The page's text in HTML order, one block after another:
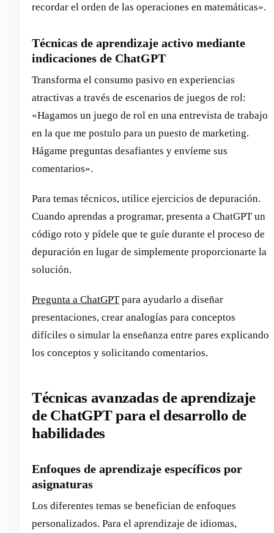
recordar el orden de las operaciones en matemáticas».
Técnicas de aprendizaje activo mediante
indicaciones de ChatGPT
Transforma el consumo pasivo en experiencias
atractivas a través de escenarios de juegos de rol:
«Hagamos un juego de rol en una entrevista de trabajo
en la que me postulo para un puesto de marketing.
Hágame preguntas desafiantes y envíeme sus
comentarios».
Para temas técnicos, utilice ejercicios de depuración.
Cuando aprendas a programar, presenta a ChatGPT un
código roto y pídele que te guíe durante el proceso de
depuración en lugar de simplemente proporcionarte la
solución.
Pregunta a ChatGPTpara ayudarlo a diseñar
presentaciones, crear analogías para conceptos
difíciles o simular la enseñanza entre pares explicando
los conceptos y solicitando comentarios.
Técnicas avanzadas de aprendizaje
de ChatGPT para el desarrollo de
habilidades
Enfoques de aprendizaje específicos por
asignaturas
Los diferentes temas se benefician de enfoques
personalizados. Para el aprendizaje de idiomas,